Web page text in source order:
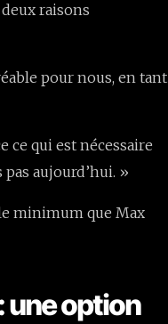
raisons
pour nous, en tant
ce qui est nécessaire
aujourd’hui. »
minimum que Max
une option